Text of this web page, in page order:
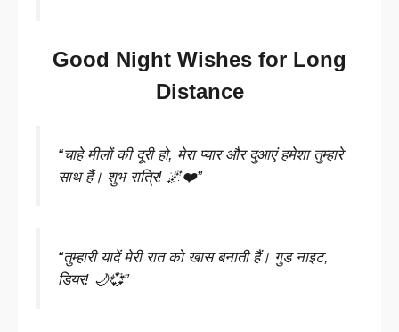
Good Night Wishes for Long
Distance
“चाहे मीलों की दूरी हो, मेरा प्यार और दुआएं हमेशा तुम्हारे
साथ हैं। शुभ रात्रि! 🌌❤️”
“तुम्हारी यादें मेरी रात को खास बनाती हैं। गुड नाइट,
डियर! 🌙💞”